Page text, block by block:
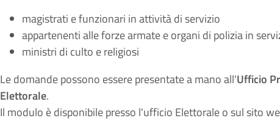
magistrati e funzionari in attività di servizio
appartenenti alle forze armate e organi di polizia in
ministri di culto e religiosi
Le domande possono essere presentate a mano all'Ufficio
Elettorale.
Il modulo è disponibile presso l'ufficio Elettorale o sul sito